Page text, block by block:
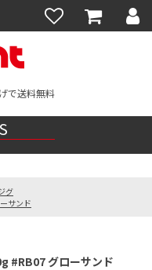
で送料無料
グ
サンド
#RB07 グローサンド